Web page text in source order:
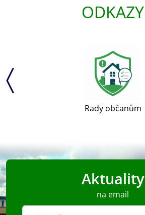
ODKAZY
Rady občanům
Aktuality
na email